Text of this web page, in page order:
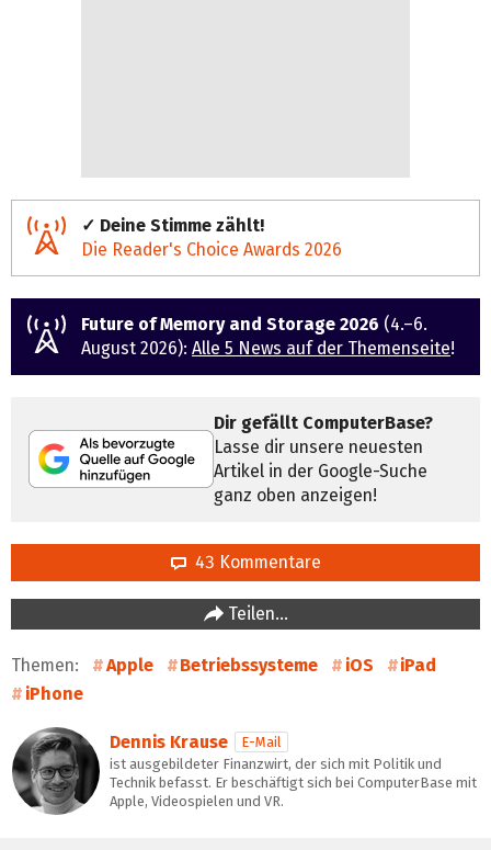
✓ Deine Stimme zählt!
Die Reader's Choice Awards 2026
Future of Memory and Storage 2026 (4.–6.
August 2026): Alle 5 News auf der Themenseite!
Dir gefällt ComputerBase?
Lasse dir unsere neuesten
Artikel in der Google-Suche
ganz oben anzeigen!
43 Kommentare
Teilen…
Themen: Apple Betriebssysteme iOS
iPad
iPhone
Dennis Krause
E-Mail
ist ausgebildeter Finanzwirt, der sich mit Politik und
Technik befasst. Er beschäftigt sich bei ComputerBase mit
Apple, Videospielen und VR.